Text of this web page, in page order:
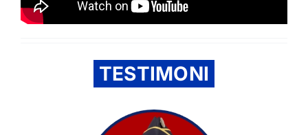
TESTIMONI